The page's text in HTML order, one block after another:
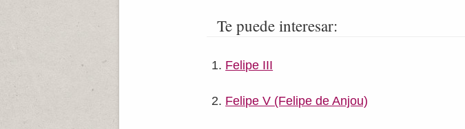
Te puede interesar:
Felipe III
Felipe V (Felipe de Anjou)